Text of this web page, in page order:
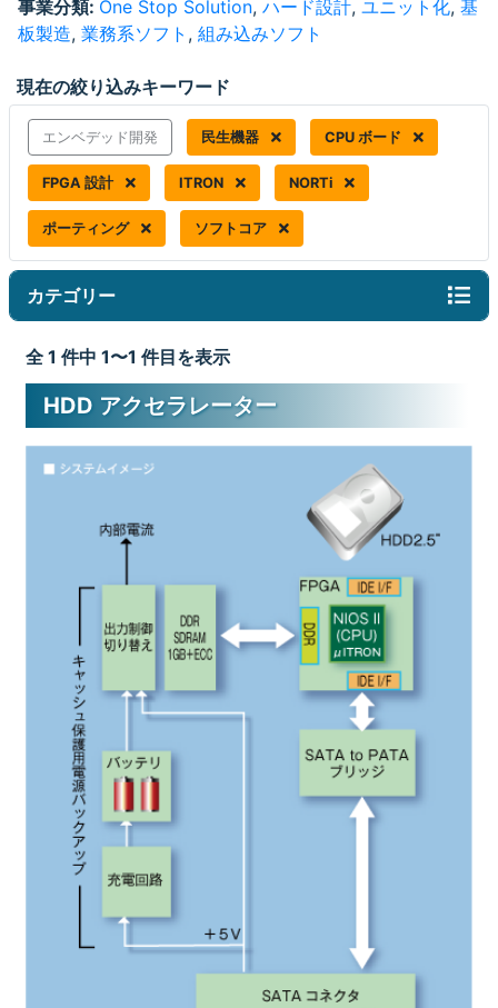
事業分類: One Stop Solution, ハード設計, ユニット化, 基
板製造, 業務系ソフト , 組み込みソフト
現在の絞り込みキーワード
エンベデッド開発 民生機器 CPU ボード
FPGA 設計 ITRON NORTi
ポーティング ソフトコア
カテゴリー
全 1 件中 1〜1 件目を表示
HDD アクセラレーター